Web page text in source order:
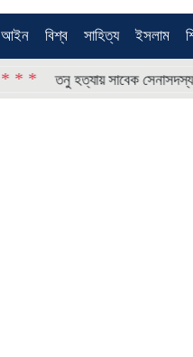
আইন বিশ্ব সাহিত্য ইসলাম
তনু হত্যায় সাবেক সেনাসদস্য